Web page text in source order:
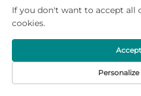
If you don't want to accept all
cookies.